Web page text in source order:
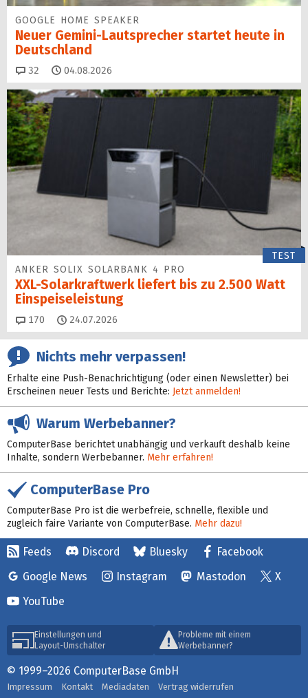
GOOGLE HOME SPEAKER
Neuer Gemini-Laut­spre­cher startet heu­te in
Deutschland
32 Kommentare
04.08.2026
TEST
ANKER SOLIX SOLARBANK 4 PRO
XXL-Solarkraftwerk liefert bis zu 2.500 Watt
Einspeise­leistung
170 Kommentare
24.07.2026
Nichts mehr verpassen!
Erhalte eine Push-Benachrichtigung (oder einen Newsletter) bei
Erscheinen neuer Tests und Berichte: Jetzt anmelden!
Warum Werbebanner?
ComputerBase berichtet unabhängig und verkauft deshalb keine
Inhalte, sondern Werbebanner. Mehr erfahren!
ComputerBase Pro
ComputerBase Pro ist die werbefreie, schnelle, flexible und
zugleich faire Variante von ComputerBase. Mehr dazu!
Feeds Discord Bluesky
Facebook
Google News
Instagram Mastodon
X
YouTube
Einstellungen und
Layout-Umschalter
Probleme mit einem
Werbebanner?
© 1999–2026 ComputerBase GmbH
Impressum Kontakt Mediadaten
Vertrag widerrufen